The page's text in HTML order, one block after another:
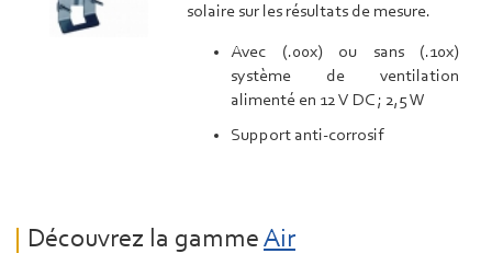
solaire sur les résultats de mesure.
Avec (.00x) ou sans (.10x)
système de ventilation
alimenté en 12 V DC ; 2,5 W
Support anti-corrosif
Découvrez la gamme Air